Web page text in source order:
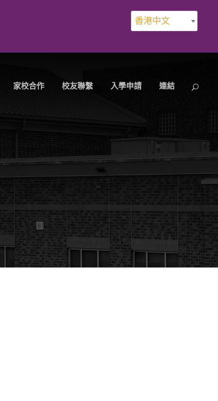
香港中文
家校合作 校友聯繫 入學申請 連結